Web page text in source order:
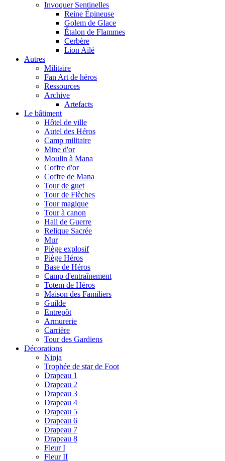
Invoquer Sentinelles
Reine Épineuse
Golem de Glace
Étalon de Flammes
Cerbère
Lion Ailé
Autres
Militaire
Fan Art de héros
Ressources
Archive
Artefacts
Le bâtiment
Hôtel de ville
Autel des Héros
Camp militaire
Mine d'or
Moulin à Mana
Coffre d'or
Coffre de Mana
Tour de guet
Tour de Flèches
Tour magique
Tour à canon
Hall de Guerre
Relique Sacrée
Mur
Piège explosif
Piège Héros
Base de Héros
Camp d'entraînement
Totem de Héros
Maison des Familiers
Guilde
Entrepôt
Armurerie
Carrière
Tour des Gardiens
Décorations
Ninja
Trophée de star de Foot
Drapeau 1
Drapeau 2
Drapeau 3
Drapeau 4
Drapeau 5
Drapeau 6
Drapeau 7
Drapeau 8
Fleur I
Fleur II